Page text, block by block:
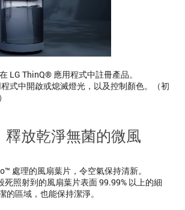
LG ThinQ® 應用程式中註冊產品。
式中開啟或熄滅燈光，以及控制顏色。（初
釋放乾淨無菌的微風
處理的風扇葉片，令空氣保持清新。
死照射到的風扇葉片表面 99.99% 以上的細
的區域，也能保持潔淨。